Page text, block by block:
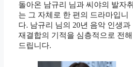
돌아온 남규리 님과 씨야의 발자취
는 그 자체로 한 편의 드라마입니
다. 남규리 님의 20년 음악 인생과
재결합의 기적을 심층적으로 전해
드립니다.